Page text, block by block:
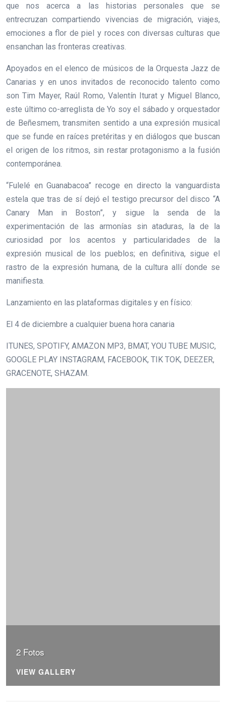
que nos acerca a las historias personales que se
entrecruzan compartiendo vivencias de migración, viajes,
emociones a flor de piel y roces con diversas culturas que
ensanchan las fronteras creativas.
Apoyados en el elenco de músicos de la Orquesta Jazz de
Canarias y en unos invitados de reconocido talento como
son Tim Mayer, Raúl Romo, Valentín Iturat y Miguel Blanco,
este último co-arreglista de Yo soy el sábado y orquestador
de Beñesmem, transmiten sentido a una expresión musical
que se funde en raíces pretéritas y en diálogos que buscan
el origen de los ritmos, sin restar protagonismo a la fusión
contemporánea.
“Fulelé en Guanabacoa” recoge en directo la vanguardista
estela que tras de sí dejó el testigo precursor del disco “A
Canary Man in Boston”, y sigue la senda de la
experimentación de las armonías sin ataduras, la de la
curiosidad por los acentos y particularidades de la
expresión musical de los pueblos; en definitiva, sigue el
rastro de la expresión humana, de la cultura allí donde se
manifiesta.
Lanzamiento en las plataformas digitales y en físico:
El 4 de diciembre a cualquier buena hora canaria
ITUNES, SPOTIFY, AMAZON MP3, BMAT, YOU TUBE MUSIC,
GOOGLE PLAY INSTAGRAM, FACEBOOK, TIK TOK, DEEZER,
GRACENOTE, SHAZAM.
2 Fotos
VIEW GALLERY